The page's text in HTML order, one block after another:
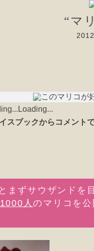
“マ
Loading...
1000人のマリコを